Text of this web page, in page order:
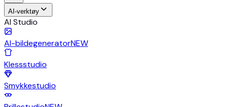
AI-verktøy
AI Studio
AI-bildegeneratorNEW
Klessstudio
Smykkestudio